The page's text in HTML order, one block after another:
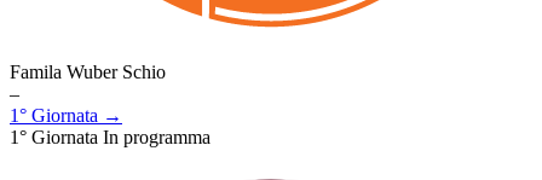
Famila Wuber Schio
–
1° Giornata →
1° Giornata In programma